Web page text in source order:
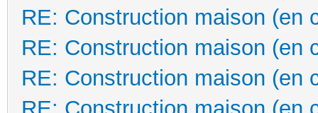
RE: Construction maison (en
RE: Construction maison (en
RE: Construction maison (en